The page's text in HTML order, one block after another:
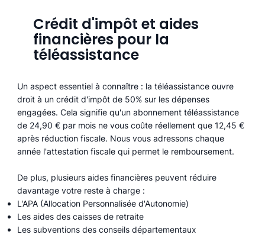
Crédit d'impôt et aides
financières pour la
téléassistance
Un aspect essentiel à connaître : la téléassistance ouvre
droit à un crédit d'impôt de 50% sur les dépenses
engagées. Cela signifie qu'un abonnement téléassistance
de 24,90 € par mois ne vous coûte réellement que 12,45 €
après réduction fiscale. Nous vous adressons chaque
année l'attestation fiscale qui permet le remboursement.
De plus, plusieurs aides financières peuvent réduire
davantage votre reste à charge :
L'APA (Allocation Personnalisée d'Autonomie)
Les aides des caisses de retraite
Les subventions des conseils départementaux